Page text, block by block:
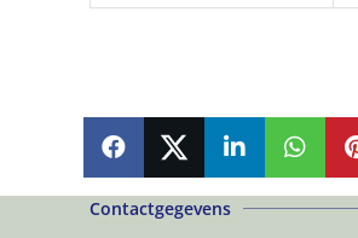
SHARE SHARE SHARE PIN
Contactgegevens